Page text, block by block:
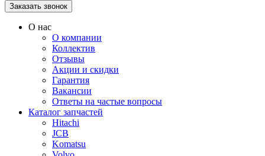
О нас
О компании
Коллектив
Отзывы
Акции и скидки
Гарантия
Вакансии
Ответы на частые вопросы
Каталог запчастей
Hitachi
JCB
Komatsu